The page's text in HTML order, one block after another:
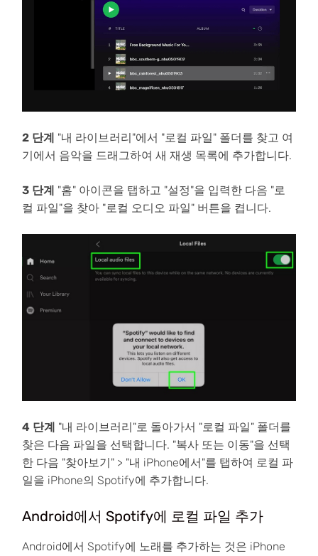
2 단계 "내 라이브러리"에서 "로컬 파일" 폴더를 찾고 여
기에서 음악을 드래그하여 새 재생 목록에 추가합니다.
3 단계 "홈" 아이콘을 탭하고 "설정"을 입력한 다음 "로
컬 파일"을 찾아 "로컬 오디오 파일" 버튼을 켭니다.
4 단계 "내 라이브러리"로 돌아가서 "로컬 파일" 폴더를
찾은 다음 파일을 선택합니다. "복사 또는 이동"을 선택
한 다음 "찾아보기" > "내 iPhone에서"를 탭하여 로컬 파
일을 iPhone의 Spotify에 추가합니다.
Android에서 Spotify에 로컬 파일 추가
Android에서 Spotify에 노래를 추가하는 것은 iPhone